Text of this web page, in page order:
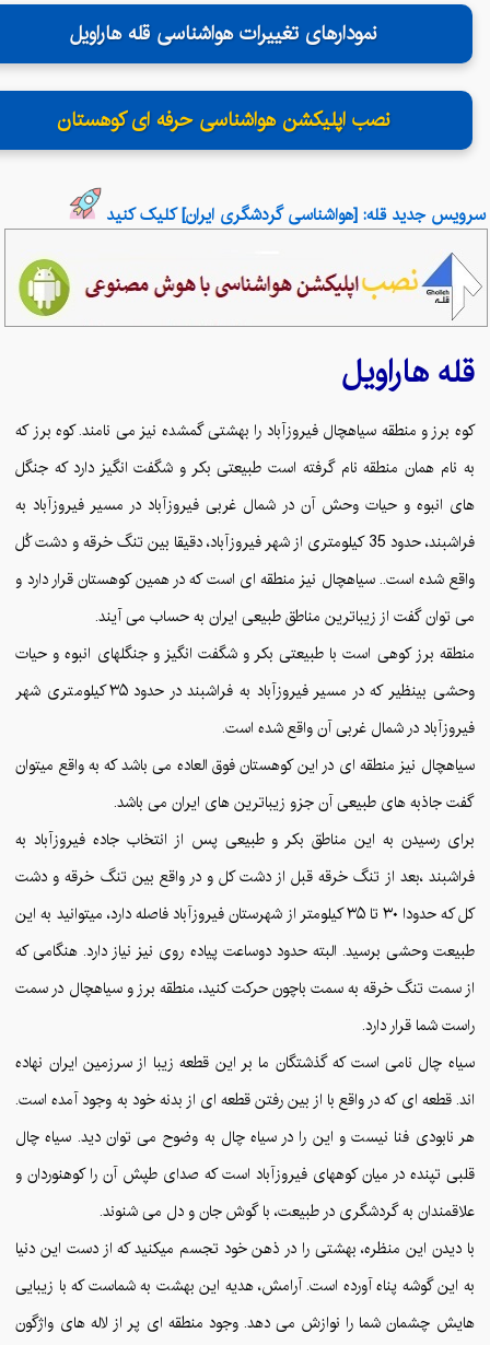
نمودارهای تغییرات هواشناسی قله هاراویل
نصب اپلیکشن هواشناسی حرفه ای کوهستان
سرویس جدید قله: [هواشناسی گردشگری ایران] کلیک کنید
قلههاراویل
کوه برز و منطقه سیاهچال فیروزآباد را بهشتی گمشده نیز می نامند. کوه برز که
به نام همان منطقه نام گرفته است طبیعتی بکر و شگفت انگیز دارد که جنگل
های انبوه و حیات وحش آن در شمال غربی فیروزآباد در مسیر فیروزآباد به
فراشبند، حدود 35 کیلومتری از شهر فیروزآباد، دقیقا بین تنگ خرقه و دشت کُل
واقع شده است.. سیاهچال نیز منطقه ای است که در همین کوهستان قرار دارد و
می توان گفت از زیباترین مناطق طبیعی ایران به حساب می آیند.
منطقه برز کوهی است با طبیعتی بکر و شگفت انگیز و جنگلهای انبوه و حیات
وحشی بینظیر که در مسیر فیروزآباد به فراشبند در حدود ۳۵ کیلومتری شهر
فیروزآباد در شمال غربی آن واقع شده است.
سیاهچال نیز منطقه ای در این کوهستان فوق العاده می باشد که به واقع میتوان
گفت جاذبه های طبیعی آن جزو زیباترین های ایران می باشد.
برای رسیدن به این مناطق بکر و طبیعی پس از انتخاب جاده فیروزآباد به
فراشبند ،بعد از تنگ خرقه قبل از دشت کل و در واقع بین تنگ خرقه و دشت
کل که حدودا ۳۰ تا ۳۵ کیلومتر از شهرستان فیروزآباد فاصله دارد، میتوانید به این
طبیعت وحشی برسید. البته حدود دوساعت پیاده روی نیز نیاز دارد. هنگامی که
از سمت تنگ خرقه به سمت باچون حرکت کنید، منطقه برز و سیاهچال در سمت
راست شما قرار دارد.
سیاه چال نامی است که گذشتگان ما بر این قطعه زیبا از سرزمین ایران نهاده
اند. قطعه ای که در واقع با از بین رفتن قطعه ای از بدنه خود به وجود آمده است.
هر نابودی فنا نیست و این را در سیاه چال به وضوح می توان دید. سیاه چال
قلبی تپنده در میان کوههای فیروزآباد است که صدای طپش آن را کوهنوردان و
علاقمندان به گردشگری در طبیعت، با گوش جان و دل می شنوند.
با دیدن این منظره، بهشتی را در ذهن خود تجسم میکنید که از دست این دنیا
به این گوشه پناه آورده است. آرامش، هدیه این بهشت به شماست که با زیبایی
هایش چشمان شما را نوازش می دهد. وجود منطقه ای پر از لاله های واژگون